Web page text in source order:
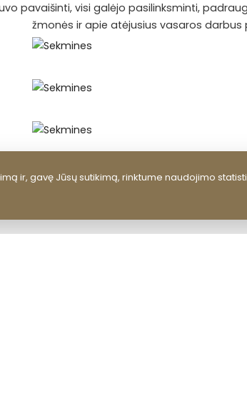
pavaišinti, visi galėjo pasilinksminti,
žmonės ir apie atėjusius vasaros darbus
ir, gavę Jūsų sutikimą, rinktume naudojimo